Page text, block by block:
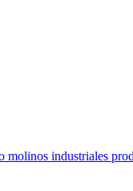
industriales